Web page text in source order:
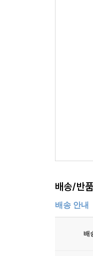
배송/반
배송 안내
배